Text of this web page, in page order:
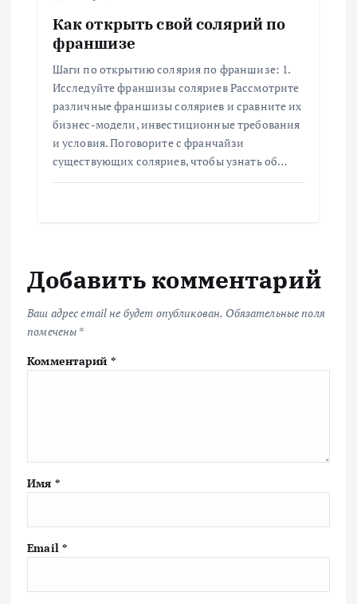
Как открыть свой солярий по
франшизе
Шаги по открытию солярия по франшизе: 1.
Исследуйте франшизы соляриев Рассмотрите
различные франшизы соляриев и сравните их
бизнес-модели, инвестиционные требования
и условия. Поговорите с франчайзи
существующих соляриев, чтобы узнать об…
Добавить комментарий
Ваш адрес email не будет опубликован. Обязательные поля
помечены *
Комментарий *
Имя *
Email *